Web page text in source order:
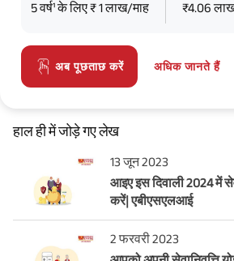
5 वर्ष¹ के लिए ₹ 1 लाख/माह
₹4.06
अब पूछताछ करें अधिक जानते हैं
हाल ही में जोड़े गए लेख
13 जून 2023
आइए इस दिवाली 2024 में
करें| एबीएसएलआई
2 फरवरी 2023